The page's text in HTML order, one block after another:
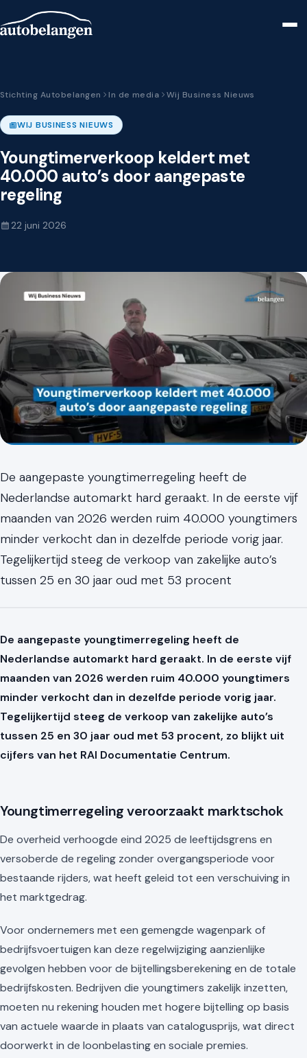
Stichting Autobelangen In de media Wij Business Nieuws
WIJ BUSINESS NIEUWS
Youngtimerverkoop keldert met
40.000 auto’s door aangepaste
regeling
22 juni 2026
De aangepaste youngtimerregeling heeft de
Nederlandse automarkt hard geraakt. In de eerste vijf
maanden van 2026 werden ruim 40.000 youngtimers
minder verkocht dan in dezelfde periode vorig jaar.
Tegelijkertijd steeg de verkoop van zakelijke auto’s
tussen 25 en 30 jaar oud met 53 procent
De aangepaste youngtimerregeling heeft de
Nederlandse automarkt hard geraakt. In de eerste vijf
maanden van 2026 werden ruim 40.000 youngtimers
minder verkocht dan in dezelfde periode vorig jaar.
Tegelijkertijd steeg de verkoop van zakelijke auto’s
tussen 25 en 30 jaar oud met 53 procent, zo blijkt uit
cijfers van het RAI Documentatie Centrum.
Youngtimerregeling veroorzaakt marktschok
De overheid verhoogde eind 2025 de leeftijdsgrens en
versoberde de regeling zonder overgangsperiode voor
bestaande rijders, wat heeft geleid tot een verschuiving in
het marktgedrag.
Voor ondernemers met een gemengde wagenpark of
bedrijfsvoertuigen kan deze regelwijziging aanzienlijke
gevolgen hebben voor de bijtellingsberekening en de totale
bedrijfskosten. Bedrijven die youngtimers zakelijk inzetten,
moeten nu rekening houden met hogere bijtelling op basis
van actuele waarde in plaats van catalogusprijs, wat direct
doorwerkt in de loonbelasting en sociale premies.